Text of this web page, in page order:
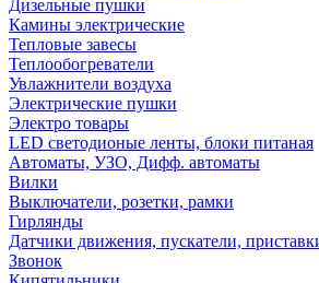
Дизельные пушки
Камины электрические
Тепловые завесы
Теплообогреватели
Увлажнители воздуха
Электрические пушки
Электро товары
LED светодионые ленты, блоки питаная
Автоматы, УЗО, Дифф. автоматы
Вилки
Выключатели, розетки, рамки
Гирлянды
Датчики движения, пускатели,
Звонок